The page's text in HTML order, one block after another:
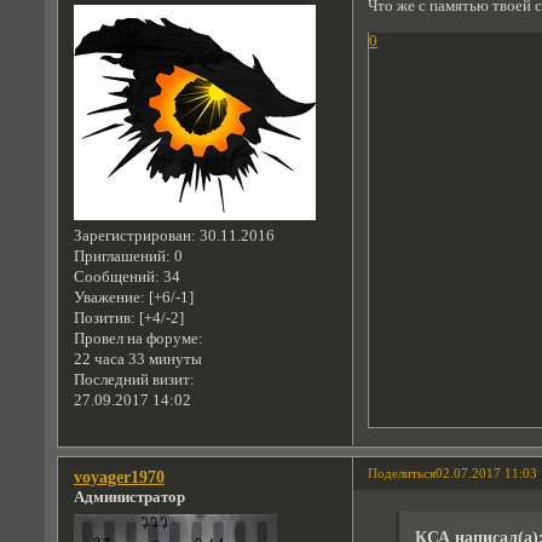
Зарегистрирован: 30.11.2016
Приглашений: 0
Сообщений: 34
Уважение: [+6/-1]
Позитив: [+4/-2]
Провел на форуме:
22 часа 33 минуты
Последний визит:
27.09.2017 14:02
Что же с памятью твоей
0
Поделиться02.07.2017 11:03
voyager1970
Администратор
КСА написал(а):